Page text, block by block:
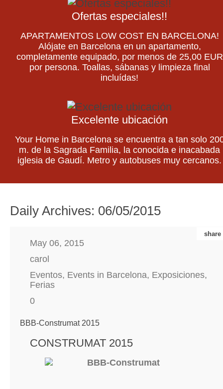
Ofertas especiales!!
APARTAMENTOS LOW COST EN BARCELONA!
Alójate en Barcelona en un apartamento,
completamente equipado, por menos de 25,00 EUR
por persona. Toallas, sábanas y limpieza final
incluídas!
Excelente ubicación
Your Home in Barcelona se encuentra a tan solo
m. de la Sagrada Familia, la conocida e inacabada
iglesia de Gaudí. Metro y autobuses muy cercanos.
Daily Archives: 06/05/2015
share
May 06, 2015
carol
Eventos, Events in Barcelona, Exposiciones,
Ferias
0
BBB-Construmat 2015
CONSTRUMAT 2015